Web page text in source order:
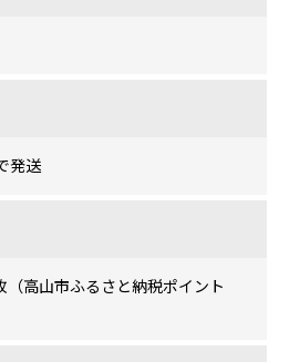
発送
（高山市ふるさと納税ポイント